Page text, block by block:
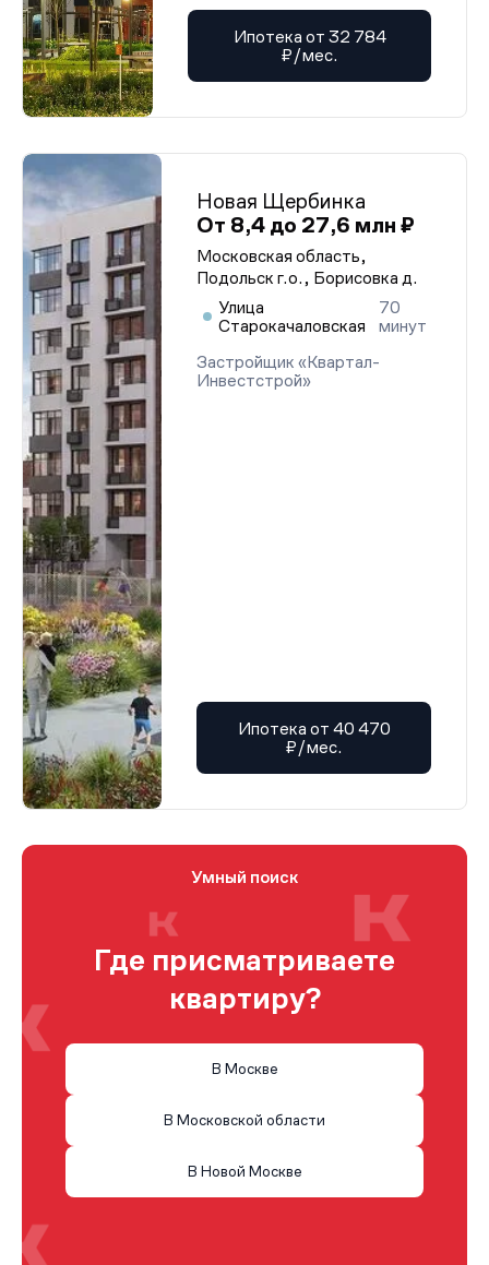
Ипотека от 32 784
₽/мес.
Новая Щербинка
От 8,4 до 27,6 млн ₽
Московская область,
Подольск г.о., Борисовка д.
Улица
Старокачаловская
70
минут
Застройщик «Квартал-
Инвестстрой»
Ипотека от 40 470
₽/мес.
Умный поиск
Где присматриваете
квартиру?
В Москве
В Московской области
В Новой Москве